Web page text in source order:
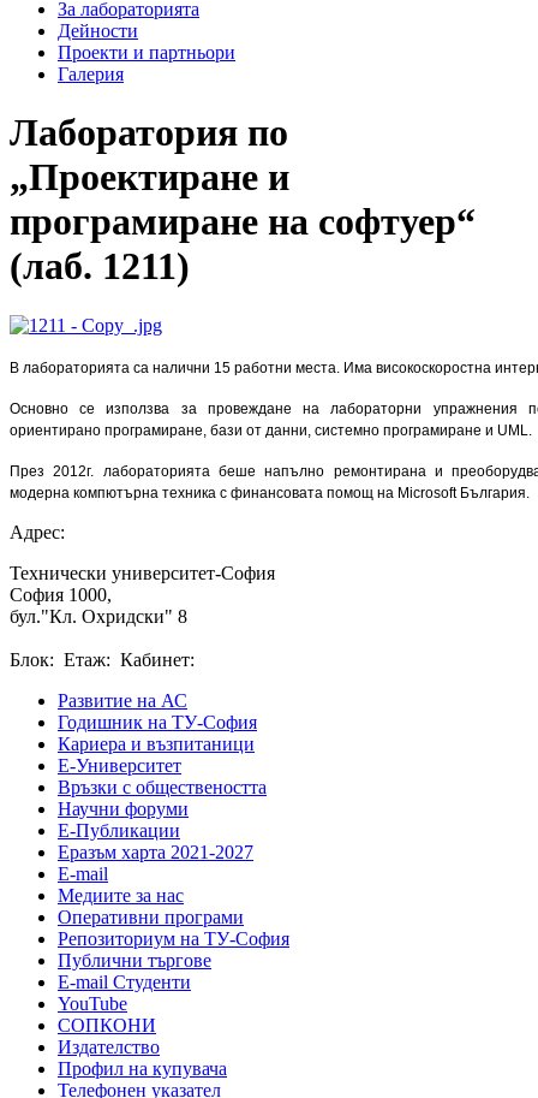
За лабораторията
Дейности
Проекти и партньори
Галерия
Лаборатория по
„Проектиране и
програмиране на софтуер“
(лаб. 1211)
В лабораторията са налични 15 работни места. Има високоскоростна
Основно се използва за провеждане на лабораторни упражнения
ориентирано програмиране, бази от данни, системно програмиране и UML.
През 2012г. лабораторията беше напълно ремонтирана и
модерна компютърна техника с финансовата помощ на Microsoft България.
Адрес:
Технически университет-София
София 1000,
бул."Кл. Охридски" 8
Блок: Етаж: Кабинет:
Развитие на АС
Годишник на ТУ-София
Кариера и възпитаници
Е-Университет
Връзки с обществеността
Научни форуми
Е-Публикации
Еразъм харта 2021-2027
E-mail
Медиите за нас
Оперативни програми
Репозиториум на ТУ-София
Публични търгове
Е-mail Студенти
YouTube
СОПКОНИ
Издателство
Профил на купувача
Телефонен указател